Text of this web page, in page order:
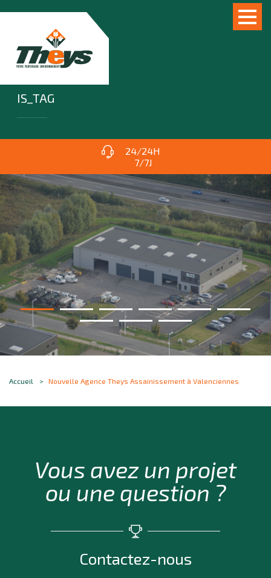
IS_TAG
24/24H
7/7J
Accueil Nouvelle Agence Theys Assainissement à Valenciennes
Vous avez un projet
ou une question ?
Contactez-nous